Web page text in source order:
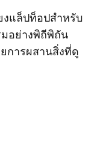
งแล็ปท็อปสำหรับ
อย่างพิถีพิถัน
การผสานสิ่งที่ดู